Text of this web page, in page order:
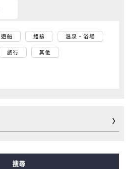
遊船 體驗 溫泉・浴場
旅行 其他
搜尋